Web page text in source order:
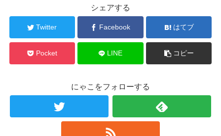
シェアする
Twitter Facebook はてブ
Pocket LINE コピー
にゃこをフォローする